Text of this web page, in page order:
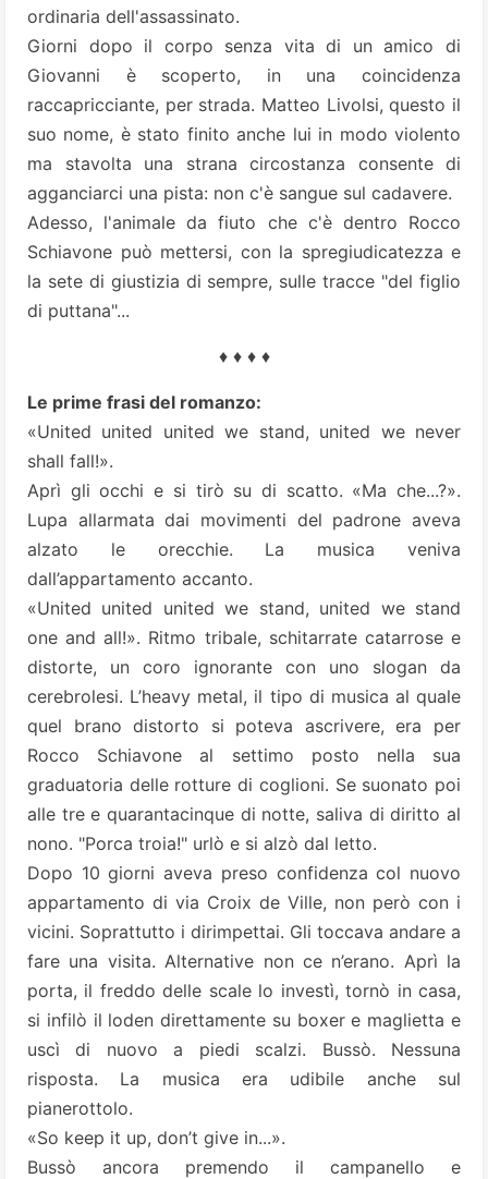
ordinaria dell'assassinato.
Giorni dopo il corpo senza vita di un amico di
Giovanni è scoperto, in una coincidenza
raccapricciante, per strada. Matteo Livolsi, questo il
suo nome, è stato finito anche lui in modo violento
ma stavolta una strana circostanza consente di
agganciarci una pista: non c'è sangue sul cadavere.
Adesso, l'animale da fiuto che c'è dentro Rocco
Schiavone può mettersi, con la spregiudicatezza e
la sete di giustizia di sempre, sulle tracce "del figlio
di puttana"...
♦ ♦ ♦ ♦
Le prime frasi del romanzo:
«United united united we stand, united we never
shall fall!».
Aprì gli occhi e si tirò su di scatto. «Ma che...?».
Lupa allarmata dai movimenti del padrone aveva
alzato le orecchie. La musica veniva
dall’appartamento accanto.
«United united united we stand, united we stand
one and all!». Ritmo tribale, schitarrate catarrose e
distorte, un coro ignorante con uno slogan da
cerebrolesi. L’heavy metal, il tipo di musica al quale
quel brano distorto si poteva ascrivere, era per
Rocco Schiavone al settimo posto nella sua
graduatoria delle rotture di coglioni. Se suonato poi
alle tre e quarantacinque di notte, saliva di diritto al
nono. "Porca troia!" urlò e si alzò dal letto.
Dopo 10 giorni aveva preso confidenza col nuovo
appartamento di via Croix de Ville, non però con i
vicini. Soprattutto i dirimpettai. Gli toccava andare a
fare una visita. Alternative non ce n’erano. Aprì la
porta, il freddo delle scale lo investì, tornò in casa,
si infilò il loden direttamente su boxer e maglietta e
uscì di nuovo a piedi scalzi. Bussò. Nessuna
risposta. La musica era udibile anche sul
pianerottolo.
«So keep it up, don’t give in...».
Bussò ancora premendo il campanello e